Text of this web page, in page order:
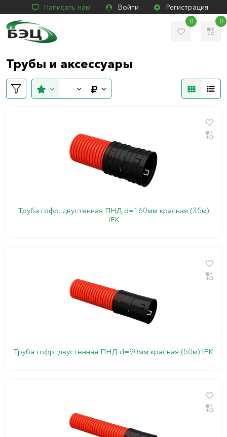
Написать нам Войти Регистрация
0 0
Трубы и аксессуары
Труба гофр. двустенная ПНД d=160мм красная (35м)
IEK
Труба гофр. двустенная ПНД d=90мм красная (50м) IEK